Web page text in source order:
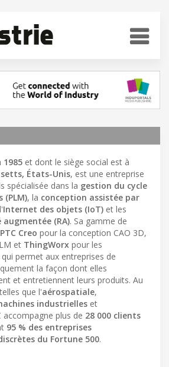
1985 et dont le siège social est à
États-Unis, est une entreprise
spécialisée dans la gestion du cycle
(PLM), la conception assistée par
Internet des objets (IoT) et les
(RA). Sa gamme de
PTC Creo pour la conception CAO 3D,
et ThingWorx pour les
permet aux entreprises de
la façon dont elles
et entretiennent leurs produits. Au
que l'aérospatiale,
industrielles et
accompagne plus de 28 000 clients
95 % des entreprises
du Fortune 500.